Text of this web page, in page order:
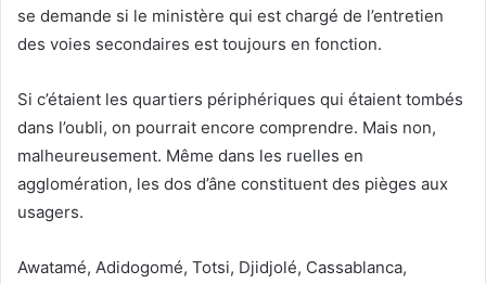
se demande si le ministère qui est chargé de l’entretien
des voies secondaires est toujours en fonction.
Si c’étaient les quartiers périphériques qui étaient tombés
dans l’oubli, on pourrait encore comprendre. Mais non,
malheureusement. Même dans les ruelles en
agglomération, les dos d’âne constituent des pièges aux
usagers.
Awatamé, Adidogomé, Totsi, Djidjolé, Cassablanca,